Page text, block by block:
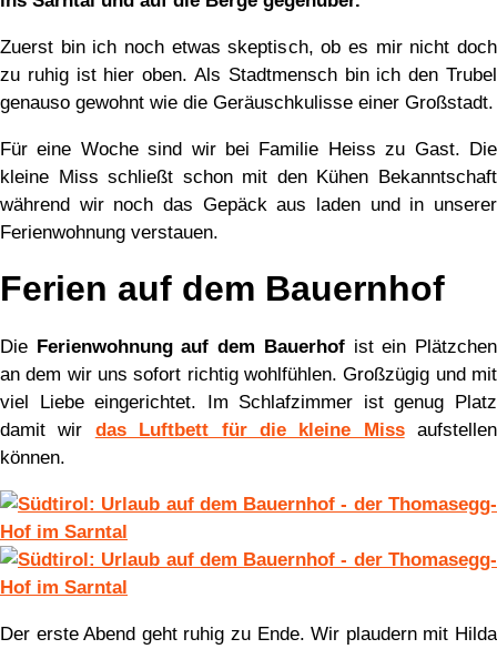
Zuerst bin ich noch etwas skeptisch, ob es mir nicht doch
zu ruhig ist hier oben. Als Stadtmensch bin ich den Trubel
genauso gewohnt wie die Geräuschkulisse einer Großstadt.
Für eine Woche sind wir bei Familie Heiss zu Gast. Die
kleine Miss schließt schon mit den Kühen Bekanntschaft
während wir noch das Gepäck aus laden und in unserer
Ferienwohnung verstauen.
Ferien auf dem Bauernhof
Die Ferienwohnung auf dem Bauerhofist ein Plätzchen
an dem wir uns sofort richtig wohlfühlen. Großzügig und mit
viel Liebe eingerichtet. Im Schlafzimmer ist genug Platz
damit wir das Luftbett für die kleine Missaufstellen
können.
Der erste Abend geht ruhig zu Ende. Wir plaudern mit Hilda